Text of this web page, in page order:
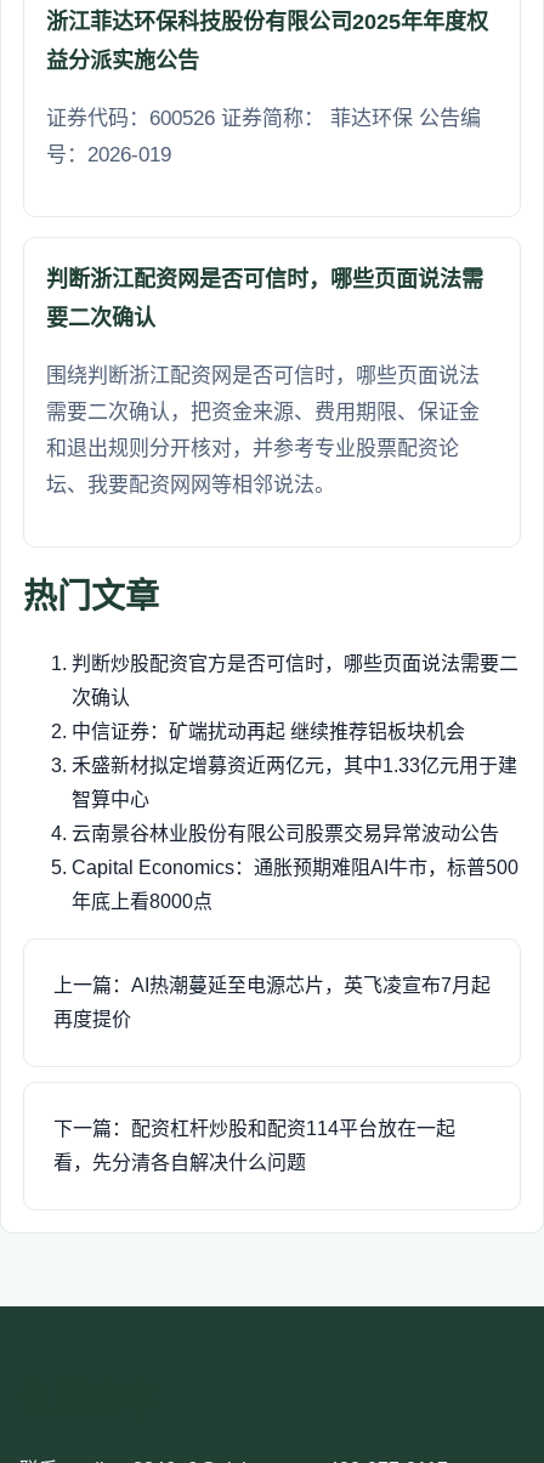
浙江菲达环保科技股份有限公司2025年年度权
益分派实施公告
证券代码：600526 证券简称： 菲达环保 公告编
号：2026-019
判断浙江配资网是否可信时，哪些页面说法需
要二次确认
围绕判断浙江配资网是否可信时，哪些页面说法
需要二次确认，把资金来源、费用期限、保证金
和退出规则分开核对，并参考专业股票配资论
坛、我要配资网网等相邻说法。
热门文章
判断炒股配资官方是否可信时，哪些页面说法需要二
次确认
中信证券：矿端扰动再起 继续推荐铝板块机会
禾盛新材拟定增募资近两亿元，其中1.33亿元用于建
智算中心
云南景谷林业股份有限公司股票交易异常波动公告
Capital Economics：通胀预期难阻AI牛市，标普500
年底上看8000点
上一篇：AI热潮蔓延至电源芯片，英飞凌宣布7月起
再度提价
下一篇：配资杠杆炒股和配资114平台放在一起
看，先分清各自解决什么问题